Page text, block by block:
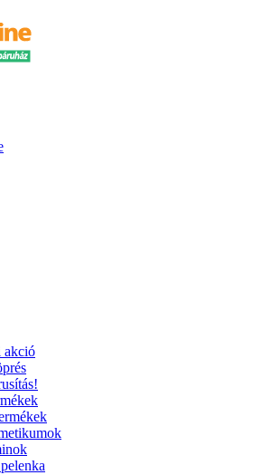
akció